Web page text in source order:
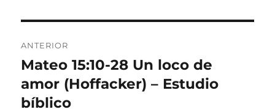
de
entradas
ANTERIOR
Entrada
anterior:
Mateo 15:10-28 Un loco de
amor (Hoffacker) – Estudio
bíblico